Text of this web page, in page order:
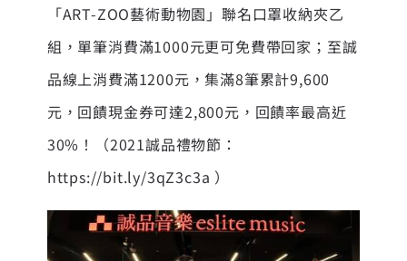
「ART-ZOO藝術動物園」聯名口罩收納夾乙
組，單筆消費滿1000元更可免費帶回家；至誠
品線上消費滿1200元，集滿8筆累計9,600
元，回饋現金券可達2,800元，回饋率最高近
30%！（2021誠品禮物節：
https://bit.ly/3qZ3c3a ）